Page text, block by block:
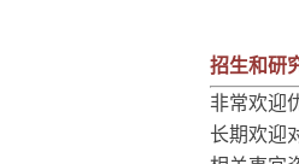
招生和研
非常欢迎
长期欢迎